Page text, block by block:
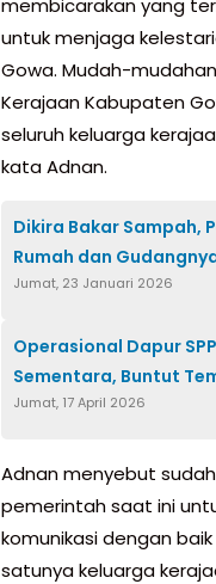
membicarakan yang
untuk menjaga
Gowa. Mudah-
Kerajaan Kabupaten
seluruh keluarga
kata Adnan.
Dikira Bakar Sampah,
Rumah dan
Jumat, 23 Januari 2026
Operasional Dapur
Sementara, Buntut
Jumat, 17 April 2026
Adnan menyebut
pemerintah saat ini
komunikasi dengan
satunya keluarga